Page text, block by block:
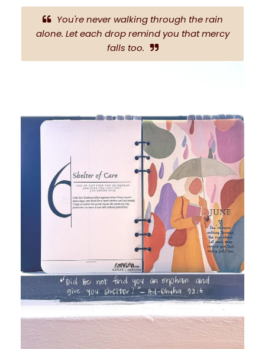
You're never walking through the rain
alone. Let each drop remind you that mercy
falls too.